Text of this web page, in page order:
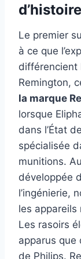
d’histoire
Le premier
à ce que
différencient
Remington,
la marque
lorsque
dans l’État
spécialisée
munitions.
développée
l’ingénierie,
les appareils
Les rasoirs
apparus que
de Philips.